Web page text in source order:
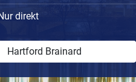
direkt